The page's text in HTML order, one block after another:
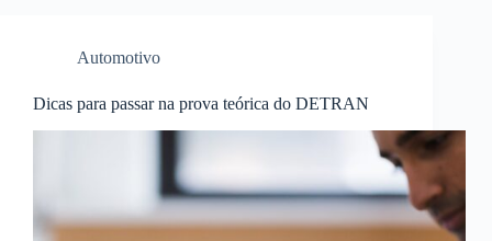
Automotivo
Dicas para passar na prova teórica do DETRAN